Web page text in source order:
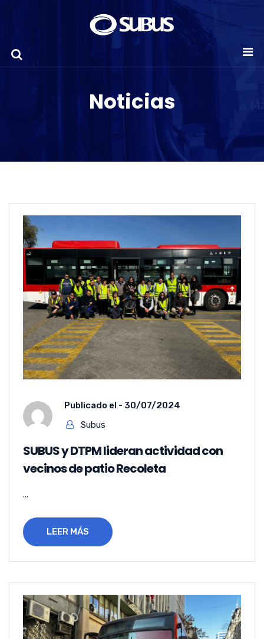
Noticias
Publicado el - 30/07/2024
Subus
SUBUS y DTPM lideran actividad con
vecinos de patio Recoleta
...
LEER MÁS